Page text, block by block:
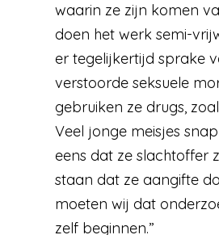
waarin ze zijn komen
doen het werk semi-
er tegelijkertijd sprake
verstoorde seksuele
gebruiken ze drugs,
Veel jonge meisjes
eens dat ze slachtoffer
staan dat ze aangifte
moeten wij dat
zelf beginnen.”